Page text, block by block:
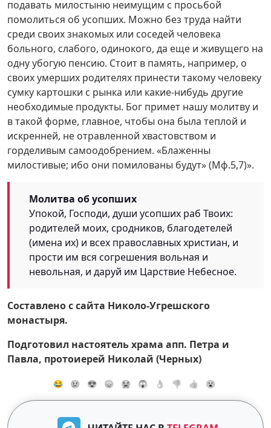
подавать милостыню неимущим с просьбой
помолиться об усопших. Можно без труда найти
среди своих знакомых или соседей человека
больного, слабого, одинокого, да еще и живущего на
одну убогую пенсию. Стоит в память, например, о
своих умерших родителях принести такому человеку
сумку картошки с рынка или какие-нибудь другие
необходимые продукты. Бог примет нашу молитву и
в такой форме, главное, чтобы она была теплой и
искренней, не отравленной хвастовством и
горделивым самоодобрением. «Блаженны
милостивые; ибо они помилованы будут» (Мф.5,7)».
Молитва об усопших
Упокой, Господи, души усопших раб Твоих:
родителей моих, сродников, благодетелей
(имена их) и всех православных христиан, и
прости им вся согрешения вольная и
невольная, и даруй им Царствие Небесное.
Составлено с сайта Николо-Угрешского
монастыря.
Подготовил настоятель храма апп. Петра и
Павла, протоиерей Николай (Черных)
😂 😢 😍 😞 😭 😱 👌 👎 👍 😮